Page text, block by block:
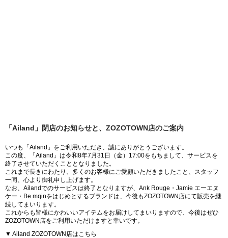
「Ailand」閉店のお知らせと、ZOZOTOWN店のご案内
いつも「Ailand」をご利用いただき、誠にありがとうございます。
この度、「Ailand」は令和8年7月31日（金）17:00をもちまして、サービスを
終了させていただくこととなりました。
これまで長きにわたり、多くのお客様にご愛顧いただきましたこと、スタッフ
一同、心より御礼申し上げます。
なお、Ailandでのサービスは終了となりますが、Ank Rouge・Jamie エーエヌ
ケー・Be mqinをはじめとするブランドは、今後もZOZOTOWN店にて販売を継
続してまいります。
これからも皆様にかわいいアイテムをお届けしてまいりますので、今後はぜひ
ZOZOTOWN店をご利用いただけますと幸いです。
▼ Ailand ZOZOTOWN店はこちら